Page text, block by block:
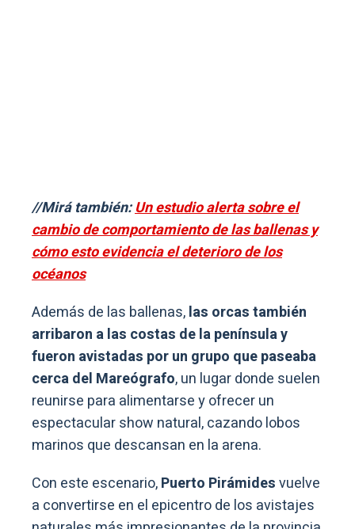
//Mirá también:Un estudio alerta sobre el
cambio de comportamiento de las ballenas y
cómo esto evidencia el deterioro de los
océanos
Además de las ballenas,las orcas también
arribaron a las costas de la península y
fueron avistadas por un grupo que paseaba
cerca del Mareógrafo, un lugar donde suelen
reunirse para alimentarse y ofrecer un
espectacular show natural, cazando lobos
marinos que descansan en la arena.
Con este escenario,Puerto Pirámidesvuelve
a convertirse en el epicentro de los avistajes